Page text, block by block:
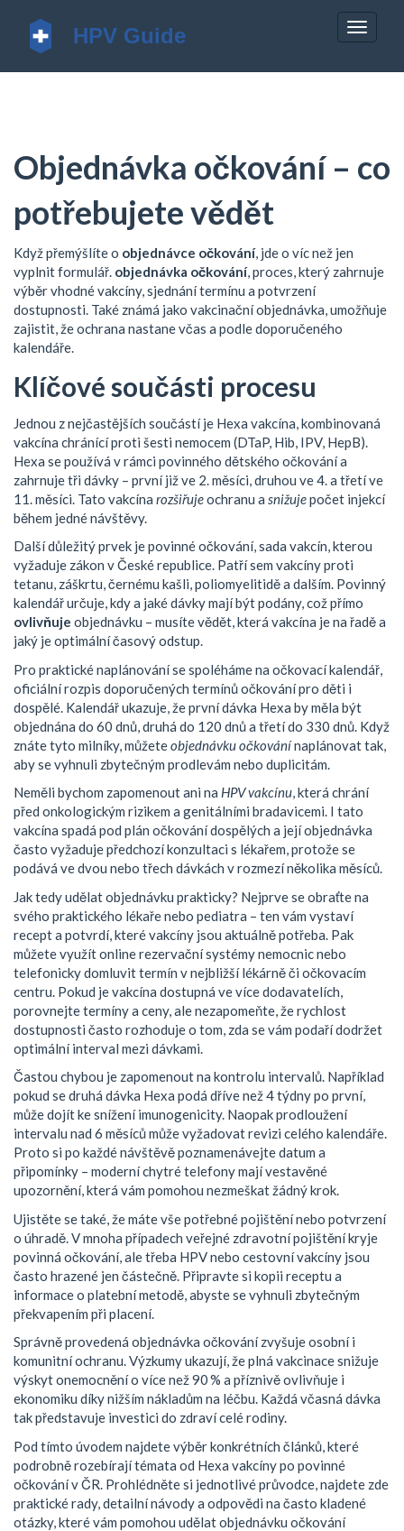
Objednávka očkování – co
potřebujete vědět
Když přemýšlíte o objednávce očkování, jde o víc než jen
vyplnit formulář. objednávka očkování,proces, který zahrnuje
výběr vhodné vakcíny, sjednání termínu a potvrzení
dostupnosti. Také známá jako vakcinační objednávka, umožňuje
zajistit, že ochrana nastane včas a podle doporučeného
kalendáře.
Klíčové součásti procesu
Jednou z nejčastějších součástí je Hexa vakcína kombinovaná
vakcína chránící proti šesti nemocem (DTaP, Hib, IPV, HepB)
Hexa se používá v rámci povinného dětského očkování a
zahrnuje tři dávky – první již ve 2. měsíci, druhou ve 4. a třetí ve
11. měsíci. Tato vakcína rozšiřujeochranu a snižujepočet injekcí
během jedné návštěvy.
Další důležitý prvek jepovinné očkování,sada vakcín, kterou
vyžaduje zákon v České republice. Patří sem vakcíny proti
tetanu, záškrtu, černému kašli, poliomyelitidě a dalším. Povinný
kalendář určuje, kdy a jaké dávky mají být podány, což přímo
ovlivňuje objednávku – musíte vědět, která vakcína je na řadě a
jaký je optimální časový odstup.
Pro praktické naplánování se spoléháme na očkovací kalendář
oficiální rozpis doporučených termínů očkování pro děti i
dospělé . Kalendář ukazuje, že první dávka Hexa by měla být
objednána do 60 dnů, druhá do 120 dnů a třetí do 330 dnů. Když
znáte tyto milníky, můžeteobjednávku očkovánínaplánovat tak,
aby se vyhnuli zbytečným prodlevám nebo duplicitám.
Neměli bychom zapomenout ani na HPV vakcínu, která chrání
před onkologickým rizikem a genitálními bradavicemi. I tato
vakcína spadá pod plán očkování dospělých a její objednávka
často vyžaduje předchozí konzultaci s lékařem, protože se
podává ve dvou nebo třech dávkách v rozmezí několika měsíců.
Jak tedy udělat objednávku prakticky? Nejprve se obraťte na
svého praktického lékaře nebo pediatra – ten vám vystaví
recept a potvrdí, které vakcíny jsou aktuálně potřeba. Pak
můžete využít online rezervační systémy nemocnic nebo
telefonicky domluvit termín v nejbližší lékárně či očkovacím
centru. Pokud je vakcína dostupná ve více dodavatelích,
porovnejte termíny a ceny, ale nezapomeňte, že rychlost
dostupnosti často rozhoduje o tom, zda se vám podaří dodržet
optimální interval mezi dávkami.
Častou chybou je zapomenout na kontrolu intervalů. Například
pokud se druhá dávka Hexa podá dříve než 4 týdny po první,
může dojít ke snížení imunogenicity. Naopak prodloužení
intervalu nad 6 měsíců může vyžadovat revizi celého kalendáře.
Proto si po každé návštěvě poznamenávejte datum a
připomínky – moderní chytré telefony mají vestavěné
upozornění, která vám pomohou nezmeškat žádný krok.
Ujistěte se také, že máte vše potřebné pojištění nebo potvrzení
o úhradě. V mnoha případech veřejné zdravotní pojištění kryje
povinná očkování, ale třeba HPV nebo cestovní vakcíny jsou
často hrazené jen částečně. Připravte si kopii receptu a
informace o platební metodě, abyste se vyhnuli zbytečným
překvapením při placení.
Správně provedená objednávka očkování zvyšuje osobní i
komunitní ochranu. Výzkumy ukazují, že plná vakcinace snižuje
výskyt onemocnění o více než 90 % a příznivě ovlivňuje i
ekonomiku díky nižším nákladům na léčbu. Každá včasná dávka
tak představuje investici do zdraví celé rodiny.
Pod tímto úvodem najdete výběr konkrétních článků, které
podrobně rozebírají témata od Hexa vakcíny po povinné
očkování v ČR. Prohlédněte si jednotlivé průvodce, najdete zde
praktické rady, detailní návody a odpovědi na často kladené
otázky, které vám pomohou udělat objednávku očkování